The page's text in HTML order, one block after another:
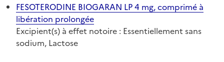
FESOTERODINE BIOGARAN LP 4 mg, comprimé à
libération prolongée
Excipient(s) à effet notoire : Essentiellement sans
sodium, Lactose